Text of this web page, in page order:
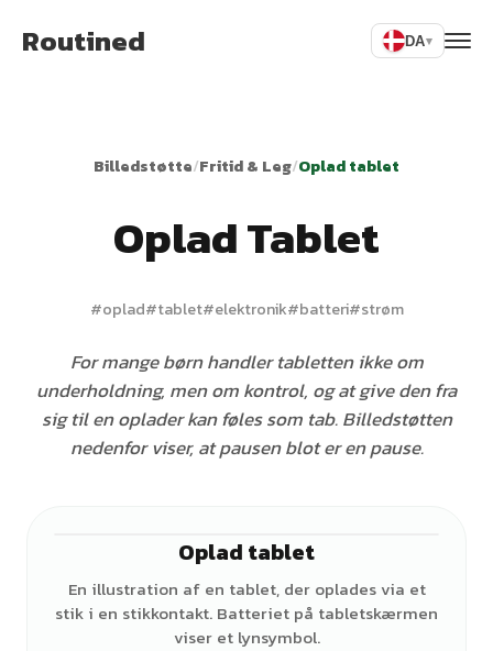
Routined DA▾
Billedstøtte/Fritid & Leg/Oplad tablet
Oplad Tablet
#oplad#tablet#elektronik#batteri#strøm
For mange børn handler tabletten ikke om
underholdning, men om kontrol, og at give den fra
sig til en oplader kan føles som tab. Billedstøtten
nedenfor viser, at pausen blot er en pause.
Oplad tablet
En illustration af en tablet, der oplades via et
stik i en stikkontakt. Batteriet på tabletskærmen
viser et lynsymbol.